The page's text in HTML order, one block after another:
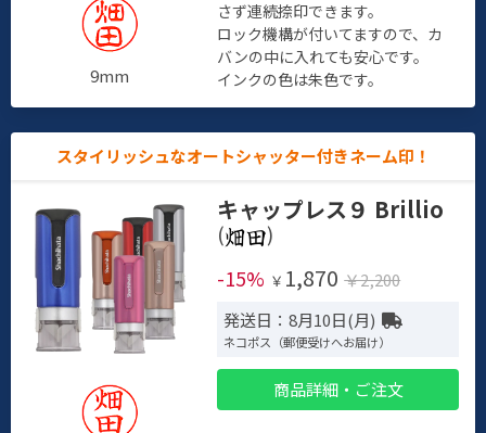
9mm
さず連続捺印できます。
ロック機構が付いてますので、カ
バンの中に入れても安心です。
インクの色は朱色です。
スタイリッシュなオートシャッター付きネーム印！
キャップレス９ Brillio
(
)
-15% ￥ 1,870 ￥2,200
発送日：8月10日(月)
ネコポス（郵便受けへお届け）
商品詳細・ご注文